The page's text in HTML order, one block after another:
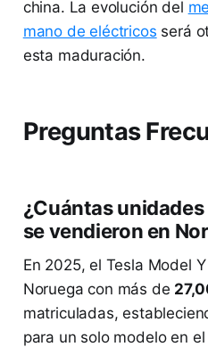
china. La evolución del
mano de eléctricos será
esta maduración.
Preguntas
¿Cuántas
se vendieron en
En 2025, el Tesla Model
Noruega con más de
matriculadas,
para un solo modelo en